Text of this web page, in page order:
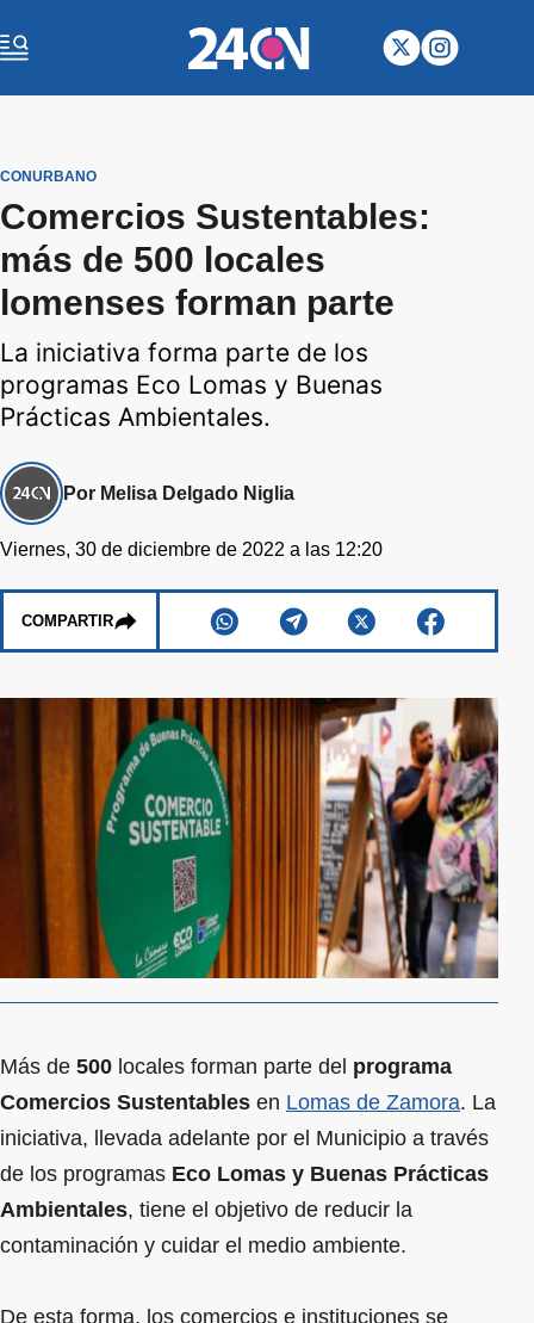
CONURBANO
Comercios Sustentables:
más de 500 locales
lomenses forman parte
La iniciativa forma parte de los
programas Eco Lomas y Buenas
Prácticas Ambientales.
Por Melisa Delgado Niglia
Viernes, 30 de diciembre de 2022 a las 12:20
COMPARTIR
Más de 500 locales forman parte del programa
Comercios Sustentables en Lomas de Zamora. La
iniciativa, llevada adelante por el Municipio a través
de los programas Eco Lomas y Buenas Prácticas
Ambientales, tiene el objetivo de reducir la
contaminación y cuidar el medio ambiente.
De esta forma, los comercios e instituciones se